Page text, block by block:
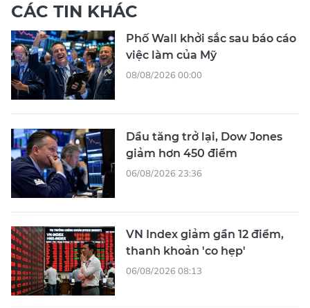
CÁC TIN KHÁC
Phố Wall khởi sắc sau báo cáo
việc làm của Mỹ
08/08/2026 00:00
Dầu tăng trở lại, Dow Jones
giảm hơn 450 điểm
06/08/2026 23:36
VN Index giảm gần 12 điểm,
thanh khoản 'co hẹp'
06/08/2026 08:13